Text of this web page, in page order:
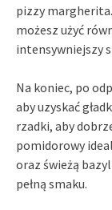
pizzy
możesz użyć
intensywniejszy
Na koniec, po
aby uzyskać
rzadki, aby
pomidorowy
oraz świeżą
pełną smaku.